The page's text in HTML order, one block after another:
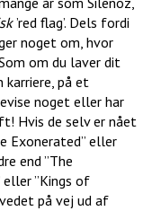
’red flag’. Dels fordi
noget om, hvor
om du laver dit
karriere, på et
noget eller har
Hvis de selv er nået
Exonerated” eller
end ”The
eller ”Kings of
på vej ud af